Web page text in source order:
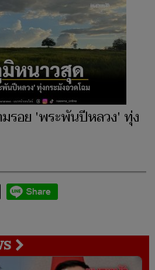
รอย 'พระพันปีหลวง' ทุ่ง